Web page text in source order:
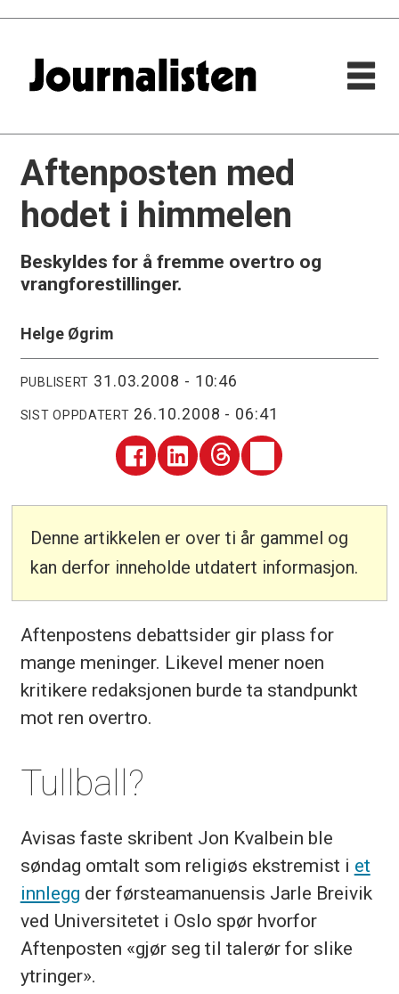
Aftenposten med
hodet i himmelen
Beskyldes for å fremme overtro og
vrangforestillinger.
Helge Øgrim
PUBLISERT 31.03.2008 - 10:46
SIST OPPDATERT 26.10.2008 - 06:41
Denne artikkelen er over ti år gammel og
kan derfor inneholde utdatert informasjon.
Aftenpostens debattsider gir plass for
mange meninger. Likevel mener noen
kritikere redaksjonen burde ta standpunkt
mot ren overtro.
Tullball?
Avisas faste skribent Jon Kvalbein ble
søndag omtalt som religiøs ekstremist i et
innlegg der førsteamanuensis Jarle Breivik
ved Universitetet i Oslo spør hvorfor
Aftenposten «gjør seg til talerør for slike
ytringer».